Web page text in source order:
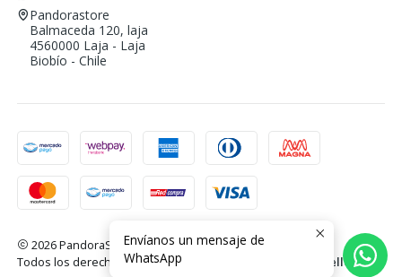
Pandorastore
Balmaceda 120, laja
4560000 Laja - Laja
Biobío - Chile
2026 PandoraStore.
Todos los derechos reservados.
Desarrollado por Jumpseller.
Envíanos un mensaje de
WhatsApp